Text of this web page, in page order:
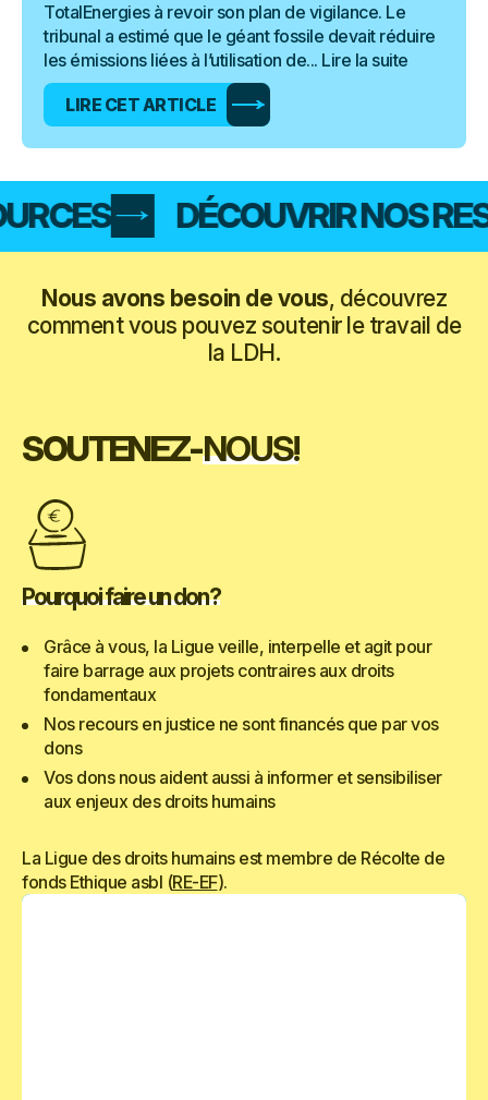
TotalEnergies à revoir son plan de vigilance. Le
tribunal a estimé que le géant fossile devait réduire
les émissions liées à l’utilisation de... Lire la suite
LIRE CET ARTICLE
DÉCOUVRIR NOS
Nous avons besoin de vous, découvrez
comment vous pouvez soutenir le travail de
la LDH.
SOUTENEZ-NOUS!
Pourquoi faire un don ?
Grâce à vous, la Ligue veille, interpelle et agit pour
faire barrage aux projets contraires aux droits
fondamentaux
Nos recours en justice ne sont financés que par vos
dons
Vos dons nous aident aussi à informer et sensibiliser
aux enjeux des droits humains
La Ligue des droits humains est membre de Récolte de
fonds Ethique asbl (RE-EF).